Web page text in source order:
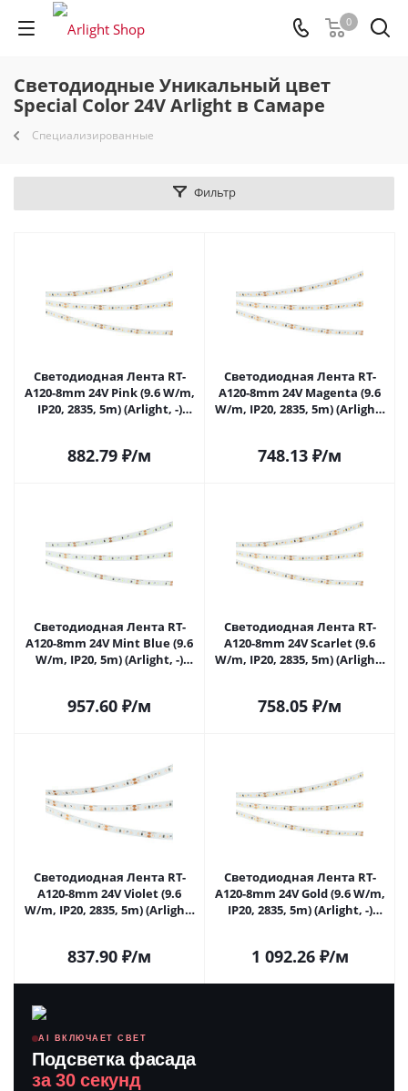
0
Светодиодные Уникальный цвет
Special Color 24V Arlight в Самаре
Специализированные
Фильтр
Светодиодная Лента RT-
A120-8mm 24V Pink (9.6 W/m,
IP20, 2835, 5m) (Arlight, -)
882.79 ₽/м
Светодиодная Лента RT-
A120-8mm 24V Magenta (9.6
W/m, IP20, 2835, 5m) (Arlight,
748.13 ₽/м
Светодиодная Лента RT-
A120-8mm 24V Mint Blue (9.6
W/m, IP20, 5m) (Arlight, -)
957.60 ₽/м
Светодиодная Лента RT-
A120-8mm 24V Scarlet (9.6
W/m, IP20, 2835, 5m) (Arlight,
758.05 ₽/м
Светодиодная Лента RT-
A120-8mm 24V Violet (9.6
W/m, IP20, 2835, 5m) (Arlight,
837.90 ₽/м
Светодиодная Лента RT-
A120-8mm 24V Gold (9.6 W/m,
IP20, 2835, 5m) (Arlight, -)
1 092.26₽/м
AI ВКЛЮЧАЕТ СВЕТ
Подсветка фасада
за 30 секунд